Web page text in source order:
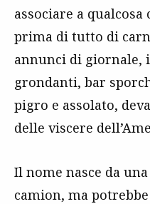
associare a
prima di tutto di
annunci di giornale,
grondanti, bar
pigro e assolato,
delle viscere
Il nome nasce da
camion, ma